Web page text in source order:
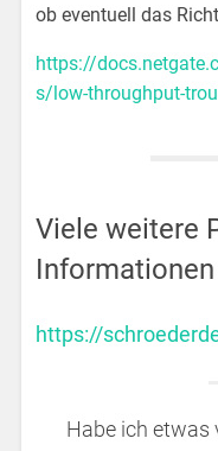
ob eventuell das
https://
s/low-throughput-
Viele weitere
https://
Habe ich etwas